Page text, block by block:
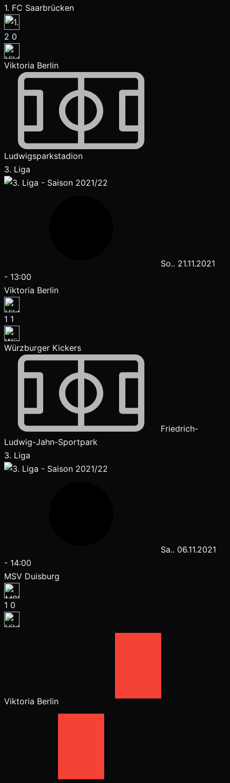
1. FC Saarbrücken
2 0
Viktoria Berlin
Ludwigsparkstadion
3. Liga
So.. 21.11.2021
- 13:00
Viktoria Berlin
1 1
Würzburger Kickers
Friedrich-
Ludwig-Jahn-Sportpark
3. Liga
Sa.. 06.11.2021
- 14:00
MSV Duisburg
1 0
Viktoria Berlin